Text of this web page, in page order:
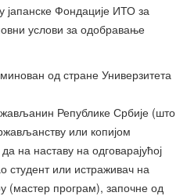
јапанске Фондације ИТО за
услови за одобравање
од стране Универзитета
Републике Србије (што
или копијом
на наставу на одговарајућој
студент или истраживач на
(мастер програм), започне од